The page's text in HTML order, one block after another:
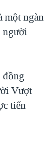
một ngàn
người
đồng
Vượt
tiến